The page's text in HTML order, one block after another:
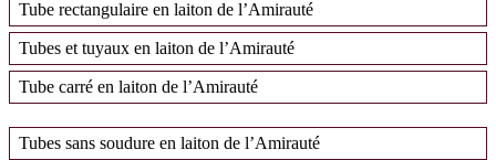
Tube rectangulaire en laiton de l’Amirauté
Tubes et tuyaux en laiton de l’Amirauté
Tube carré en laiton de l’Amirauté
Tubes sans soudure en laiton de l’Amirauté